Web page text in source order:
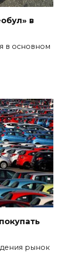
в
в основном
рынок